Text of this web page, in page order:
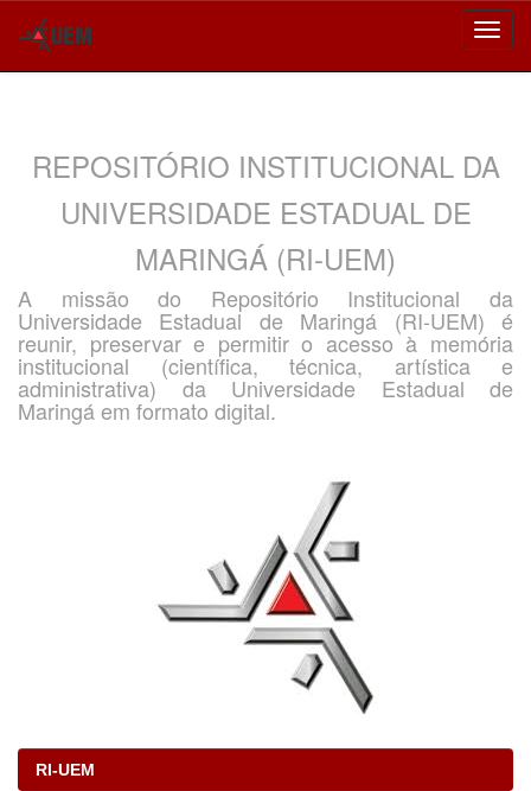
REPOSITÓRIO INSTITUCIONAL DA
UNIVERSIDADE ESTADUAL DE
MARINGÁ (RI-UEM)
A missão do Repositório Institucional da
Universidade Estadual de Maringá (RI-UEM) é
reunir, preservar e permitir o acesso à memória
institucional (científica, técnica, artística e
administrativa) da Universidade Estadual de
Maringá em formato digital.
RI-UEM